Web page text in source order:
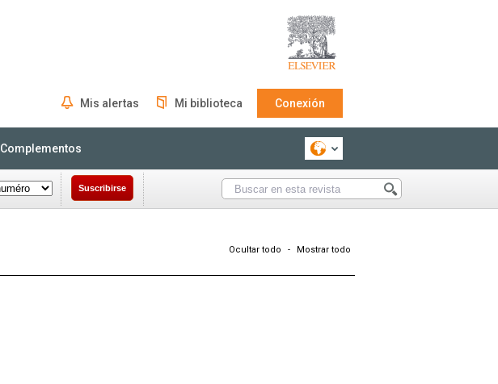
Mis alertas Mi biblioteca Conexión
Complementos
Suscribirse
Ocultar todo - Mostrar todo